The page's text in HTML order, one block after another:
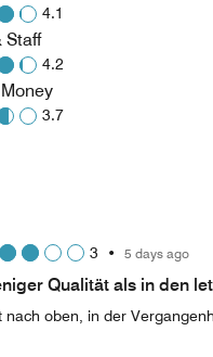
4.1
Staff
4.2
3.7
3 • 5 days ago
Qualität als in den
nach oben, in der